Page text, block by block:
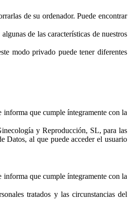
de su ordenador. Puede encontrar
de las características de nuestros
modo privado puede tener diferentes
que cumple íntegramente con la
y Reproducción, SL, para las
Datos, al que puede acceder el usuario
que cumple íntegramente con la
tratados y las circunstancias del